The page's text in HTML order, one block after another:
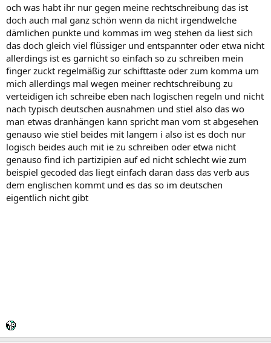
och was habt ihr nur gegen meine rechtschreibung das ist
doch auch mal ganz schön wenn da nicht irgendwelche
dämlichen punkte und kommas im weg stehen da liest sich
das doch gleich viel flüssiger und entspannter oder etwa nicht
allerdings ist es garnicht so einfach so zu schreiben mein
finger zuckt regelmäßig zur schifttaste oder zum komma um
mich allerdings mal wegen meiner rechtschreibung zu
verteidigen ich schreibe eben nach logischen regeln und nicht
nach typisch deutschen ausnahmen und stiel also das wo
man etwas dranhängen kann spricht man vom st abgesehen
genauso wie stiel beides mit langem i also ist es doch nur
logisch beides auch mit ie zu schreiben oder etwa nicht
genauso find ich partizipien auf ed nicht schlecht wie zum
beispiel gecoded das liegt einfach daran dass das verb aus
dem englischen kommt und es das so im deutschen
eigentlich nicht gibt